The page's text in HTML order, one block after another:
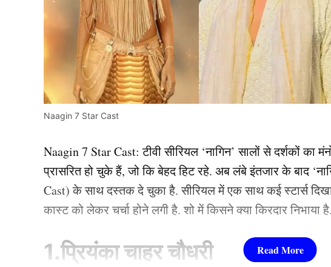
Naagin 7 Star Cast
Naagin 7 Star Cast: टीवी सीरियल ‘नागिन’ सालों से दर्शकों
प्रासरित हो चुके हैं, जो कि बेहद हिट रहे. अब लंबे इंतजार के बाद
Cast) के साथ दस्तक दे चुका है. सीरियल में एक साथ कई स्टार्स
कास्ट को लेकर चर्चा होने लगी है. शो में किसने क्या किरदार
1.प्रियंका चाहर चौधरी